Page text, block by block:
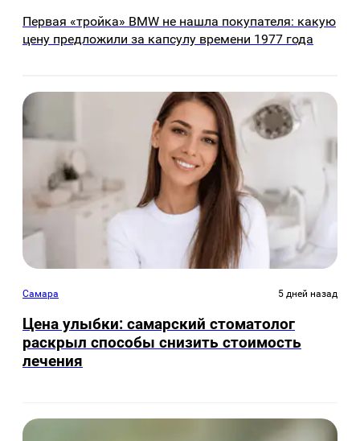
Первая «тройка» BMW не нашла покупателя: какую
цену предложили за капсулу времени 1977 года
Самара 5 дней назад
Цена улыбки: самарский стоматолог
раскрыл способы снизить стоимость
лечения